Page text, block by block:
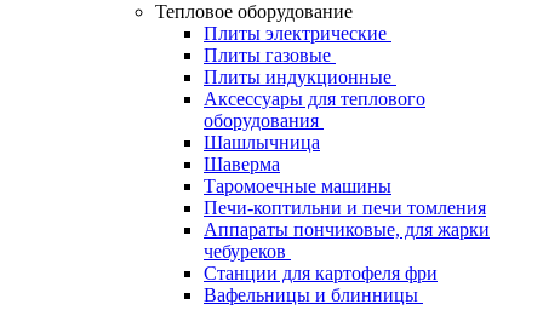
Тепловое оборудование
Плиты электрические
Плиты газовые
Плиты индукционные
Аксессуары для теплового
оборудования
Шашлычница
Шаверма
Таромоечные машины
Печи-коптильни и печи томления
Аппараты пончиковые, для жарки
чебуреков
Станции для картофеля фри
Вафельницы и блинницы